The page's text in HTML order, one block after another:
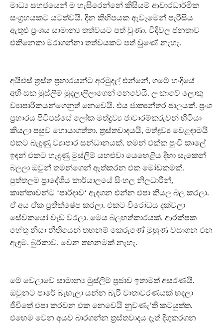
මාධ්‍ය සහජයෙන් ම හැසිරෙන්නේ කිසියම් ආචාරධාර්මික
සංග‍්‍රහයකට යටත්වයි. දින කිහිපයක ඇවෑමෙන් පැරීසිය
ඇතුළු ප‍්‍රංශය සාමාන්‍ය තත්වයට පත් වුණා. වීදිවල ජනතාව
එකිනෙකා මරාගන්නා තත්වයකට පත් වුණේ නැහැ.
අයිඑස් ත‍්‍රස්ත ප‍්‍රහාරයන්ට අරමුදල් එන්නේ, ගමේ හංදියේ
අහිංසක මුස්ලිම් මුදලාලිලාගෙන් නෙවෙයි. ලංකාවේ ලොකු
ව්‍යාපාරිකයන්ගෙනුත් නෙවෙයි. එය ජාත්‍යන්තර ජාලයක්. ප‍්‍රංශ
ප‍්‍රහාරය පිටිපස්සේ ලෝක මත්ද්‍රව්‍ය ජාවාරම්කරුවන් හිටියා
කියලා පසුව හොයාගත්තා. ත‍්‍රස්තවාදයයි, මත්ද්‍රව්‍ය වෙළඳාමයි
එකට බැඳුණු ව්‍යාපාර සන්ධානයක්. තමන් එක්ක පුංචි කාලේ
ඉඳන් එකට හැදුණු මුස්ලිම් යහළුවා යෙහෙළිය දිහා සැකෙන්
බලලා ඔවුන් තමන්ගෙන් ඈත්කරන එක මෝඩකමක්.
පුත්තලම ප‍්‍රාදේශීය කාර්යාලයේ සිංහල නිලධාරීන්,
කාන්තාවන්ට ‘පාර්දාව‘ ඇඳගන එන්න එපා කියල බල කරලා.
ඒ අය ඒක ප‍්‍රතික්ෂේප කරලා. එකට විරෝධය දක්වලා
සේවකයෝ වැඩ වරලා. මෙය බලහත්කාරයක්. ආරක්ෂක
හේතු නිසා නීතියෙන් තහනම් කෙරුණේ මුහුණ වසාගන එන
ඇඳුම. බුර්කාව. වෙන තහනමක් නැහැ.
මේ වෙලාවේ සාමාන්‍ය මුස්ලිම් ප‍්‍රජාව ඉතාමත් අසරණයි.
ඔවුනට පාරේ බැහැලා යන්න බැරි වාතාවරණයක් හදලා
ජීවිතේ එපා කරවන එක නෙවෙයි නුවණැ’ති කටයුත්ත.
එහෙම වෙන අයව බාරගන්න ත‍්‍රස්තවාදය දෑත් දිගුකරගන